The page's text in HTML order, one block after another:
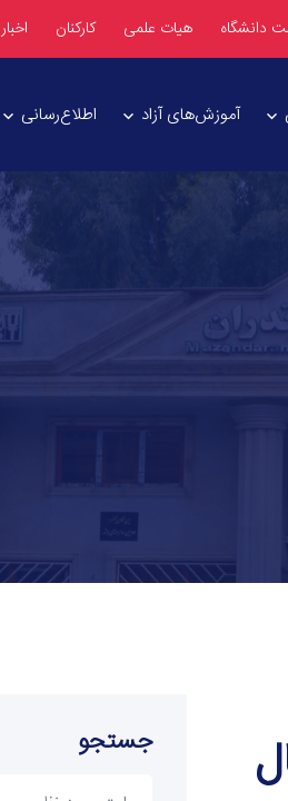
دانشگاه هیات علمی کارکنان اخبار
آموزش‌های آزاد اطلاع‌رسانی
جستجو